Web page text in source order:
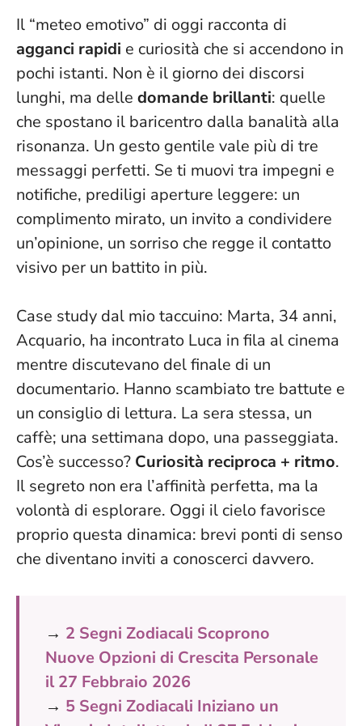
Il “meteo emotivo” di oggi racconta di
agganci rapidi e curiosità che si accendono in
pochi istanti. Non è il giorno dei discorsi
lunghi, ma delle domande brillanti: quelle
che spostano il baricentro dalla banalità alla
risonanza. Un gesto gentile vale più di tre
messaggi perfetti. Se ti muovi tra impegni e
notifiche, prediligi aperture leggere: un
complimento mirato, un invito a condividere
un’opinione, un sorriso che regge il contatto
visivo per un battito in più.
Case study dal mio taccuino: Marta, 34 anni,
Acquario, ha incontrato Luca in fila al cinema
mentre discutevano del finale di un
documentario. Hanno scambiato tre battute e
un consiglio di lettura. La sera stessa, un
caffè; una settimana dopo, una passeggiata.
Cos’è successo? Curiosità reciproca + ritmo.
Il segreto non era l’affinità perfetta, ma la
volontà di esplorare. Oggi il cielo favorisce
proprio questa dinamica: brevi ponti di senso
che diventano inviti a conoscerci davvero.
→ 2 Segni Zodiacali Scoprono
Nuove Opzioni di Crescita Personale
il 27 Febbraio 2026
→ 5 Segni Zodiacali Iniziano un